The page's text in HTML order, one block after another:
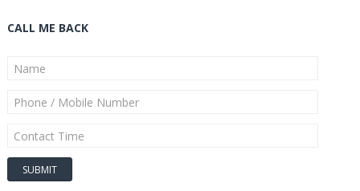
CALL ME BACK